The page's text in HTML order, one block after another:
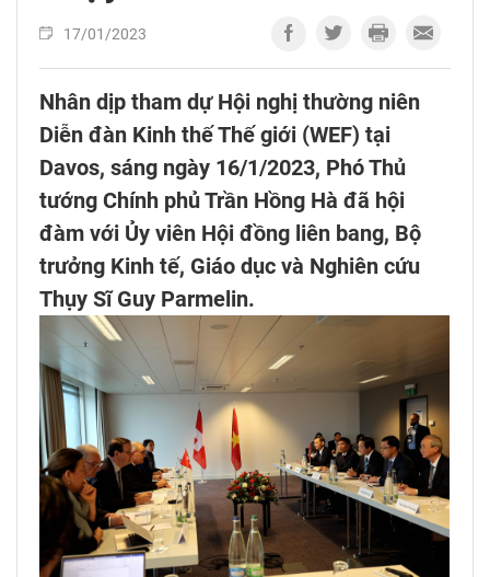
17/01/2023
Nhân dịp tham dự Hội nghị thường niên
Diễn đàn Kinh thế Thế giới (WEF) tại
Davos, sáng ngày 16/1/2023, Phó Thủ
tướng Chính phủ Trần Hồng Hà đã hội
đàm với Ủy viên Hội đồng liên bang, Bộ
trưởng Kinh tế, Giáo dục và Nghiên cứu
Thụy Sĩ Guy Parmelin.